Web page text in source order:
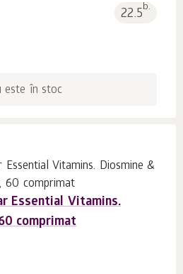
22.5b.
este în stoc
Essential Vitamins.
comprimat